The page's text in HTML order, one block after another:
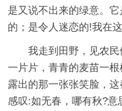
是又说不出来的绿意。
的；是令人迷恋的!我在
我走到田野，见农
一片片，青青的麦苗一
露出的那一张张笑脸，
感叹:如无春，哪有秋?意